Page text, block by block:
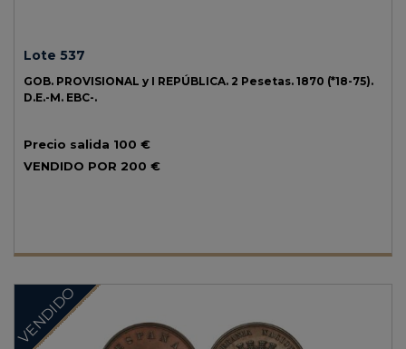
Lote 537
GOB. PROVISIONAL y I REPÚBLICA. 2 Pesetas. 1870 (*18-75).
D.E.-M. EBC-.
Precio salida 100 €
VENDIDO POR 200 €
VENDIDO